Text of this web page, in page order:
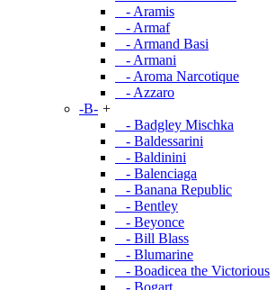
- Aramis
- Armaf
- Armand Basi
- Armani
- Aroma Narcotique
- Azzaro
-B- +
- Badgley Mischka
- Baldessarini
- Baldinini
- Balenciaga
- Banana Republic
- Bentley
- Beyonce
- Bill Blass
- Blumarine
- Boadicea the Victorious
- Bogart